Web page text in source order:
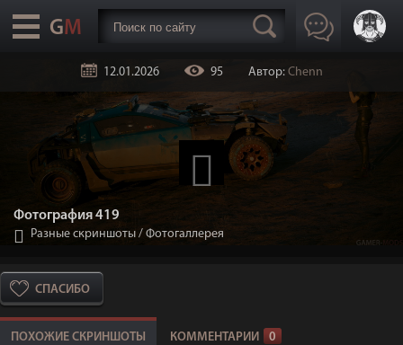
12.01.2026 95 Автор: Chenn
Фотография 419
Разные скриншоты / Фотогаллерея
СПАСИБО
ПОХОЖИЕ СКРИНШОТЫ КОММЕНТАРИИ 0